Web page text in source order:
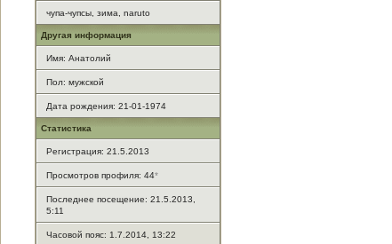
чупа-чупсы, зима, naruto
Другая информация
Имя: Анатолий
Пол: мужской
Дата рождения: 21-01-1974
Статистика
Регистрация: 21.5.2013
Просмотров профиля: 44*
Последнее посещение: 21.5.2013,
5:11
Часовой пояс: 1.7.2014, 13:22